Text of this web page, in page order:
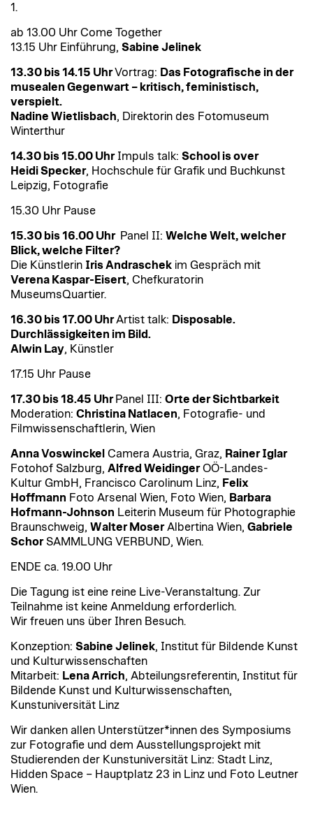
1.
ab 13.00 Uhr Come Together
13.15 Uhr Einführung, Sabine Jelinek
13.30 bis 14.15 UhrVortrag: Das Fotografische in der
musealen Gegenwart – kritisch, feministisch,
verspielt.
Nadine Wietlisbach, Direktorin des Fotomuseum
Winterthur
14.30 bis 15.00 UhrImpuls talk: School is over
Heidi Specker, Hochschule für Grafik und Buchkunst
Leipzig, Fotografie
15.30 Uhr Pause
15.30 bis 16.00 Uhr Panel II: Welche Welt, welcher
Blick, welche Filter?
Die Künstlerin Iris Andraschek im Gespräch mit
Verena Kaspar-Eisert, Chefkuratorin
MuseumsQuartier.
16.30 bis 17.00 UhrArtist talk: Disposable.
Durchlässigkeiten im Bild.
Alwin Lay, Künstler
17.15 Uhr Pause
17.30 bis 18.45 Uhr Panel III: Orte der Sichtbarkeit
Moderation: Christina Natlacen, Fotografie- und
Filmwissenschaftlerin, Wien
Anna Voswinckel Camera Austria, Graz, Rainer Iglar
Fotohof Salzburg, Alfred WeidingerOÖ-Landes-
Kultur GmbH, Francisco Carolinum Linz, Felix
Hoffmann Foto Arsenal Wien, Foto Wien, Barbara
Hofmann-Johnson Leiterin Museum für Photographie
Braunschweig, Walter MoserAlbertina Wien, Gabriele
SchorSAMMLUNG VERBUND, Wien.
ENDE ca. 19.00 Uhr
Die Tagung ist eine reine Live-Veranstaltung. Zur
Teilnahme ist keine Anmeldung erforderlich.
Wir freuen uns über Ihren Besuch.
Konzeption: Sabine Jelinek, Institut für Bildende Kunst
und Kulturwissenschaften
Mitarbeit: Lena Arrich, Abteilungsreferentin, Institut für
Bildende Kunst und Kulturwissenschaften,
Kunstuniversität Linz
Wir danken allen Unterstützer*innen des Symposiums
zur Fotografie und dem Ausstellungsprojekt mit
Studierenden der Kunstuniversität Linz: Stadt Linz,
Hidden Space – Hauptplatz 23 in Linz und Foto Leutner
Wien.